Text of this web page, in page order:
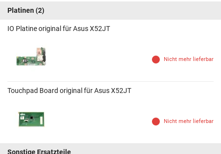
Platinen (2)
IO Platine original für Asus X52JT
Nicht mehr lieferbar
Touchpad Board original für Asus X52JT
Nicht mehr lieferbar
Sonstige Ersatzteile